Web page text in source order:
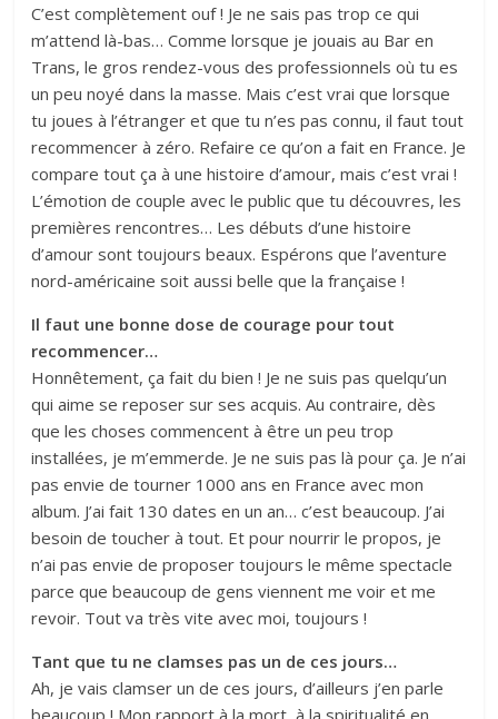
C’est complètement ouf ! Je ne sais pas trop ce qui
m’attend là-bas… Comme lorsque je jouais au Bar en
Trans, le gros rendez-vous des professionnels où tu es
un peu noyé dans la masse. Mais c’est vrai que lorsque
tu joues à l’étranger et que tu n’es pas connu, il faut tout
recommencer à zéro. Refaire ce qu’on a fait en France. Je
compare tout ça à une histoire d’amour, mais c’est vrai !
L’émotion de couple avec le public que tu découvres, les
premières rencontres… Les débuts d’une histoire
d’amour sont toujours beaux. Espérons que l’aventure
nord-américaine soit aussi belle que la française !
Il faut une bonne dose de courage pour tout
recommencer…
Honnêtement, ça fait du bien ! Je ne suis pas quelqu’un
qui aime se reposer sur ses acquis. Au contraire, dès
que les choses commencent à être un peu trop
installées, je m’emmerde. Je ne suis pas là pour ça. Je n’ai
pas envie de tourner 1000 ans en France avec mon
album. J’ai fait 130 dates en un an… c’est beaucoup. J’ai
besoin de toucher à tout. Et pour nourrir le propos, je
n’ai pas envie de proposer toujours le même spectacle
parce que beaucoup de gens viennent me voir et me
revoir. Tout va très vite avec moi, toujours !
Tant que tu ne clamses pas un de ces jours…
Ah, je vais clamser un de ces jours, d’ailleurs j’en parle